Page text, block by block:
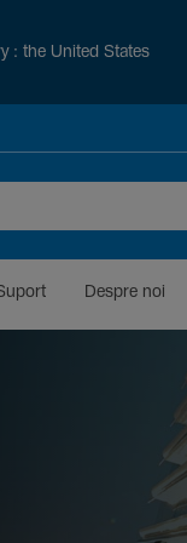
: the United States
Despre noi